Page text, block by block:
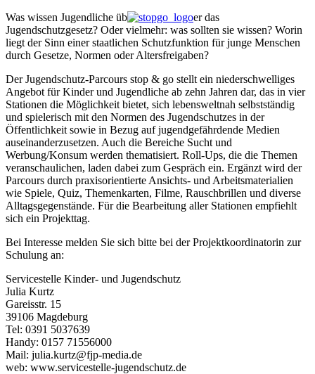
Was wissen Jugendliche üb
er das
Jugendschutzgesetz? Oder vielmehr: was sollten sie wissen? Worin
liegt der Sinn einer staatlichen Schutzfunktion für junge Menschen
durch Gesetze, Normen oder Altersfreigaben?
Der Jugendschutz-Parcours stop & go stellt ein niederschwelliges
Angebot für Kinder und Jugendliche ab zehn Jahren dar, das in vier
Stationen die Möglichkeit bietet, sich lebensweltnah selbstständig
und spielerisch mit den Normen des Jugendschutzes in der
Öffentlichkeit sowie in Bezug auf jugendgefährdende Medien
auseinanderzusetzen. Auch die Bereiche Sucht und
Werbung/Konsum werden thematisiert. Roll-Ups, die die Themen
veranschaulichen, laden dabei zum Gespräch ein. Ergänzt wird der
Parcours durch praxisorientierte Ansichts- und Arbeitsmaterialien
wie Spiele, Quiz, Themenkarten, Filme, Rauschbrillen und diverse
Alltagsgegenstände. Für die Bearbeitung aller Stationen empfiehlt
sich ein Projekttag.
Bei Interesse melden Sie sich bitte bei der Projektkoordinatorin zur
Schulung an:
Servicestelle Kinder- und Jugendschutz
Julia Kurtz
Gareisstr. 15
39106 Magdeburg
Tel: 0391 5037639
Handy: 0157 71556000
Mail: julia.kurtz@fjp-media.de
web: www.servicestelle-jugendschutz.de